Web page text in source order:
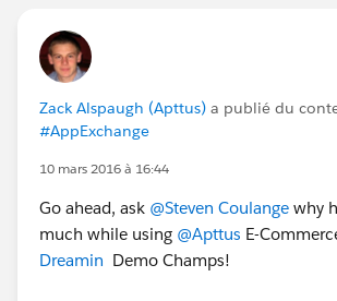
Zack Alspaugh (Apttus) a publié du
#AppExchange
10 mars 2016 à 16:44
Go ahead, ask @Steven Coulange why
much while using @Apttus E-
Dreamin Demo Champs!